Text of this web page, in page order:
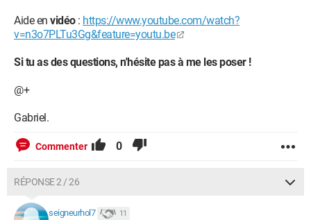
Aide en vidéo: https://www.youtube.com/watch?
v=n3o7PLTu3Gg&feature=youtu.be
Si tu as des questions, n'hésite pas à me les poser !
@+
Gabriel.
Commenter 0
RÉPONSE 2 / 26
seigneurhol7 11